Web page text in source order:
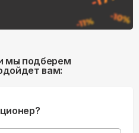
мы подберем
вам: